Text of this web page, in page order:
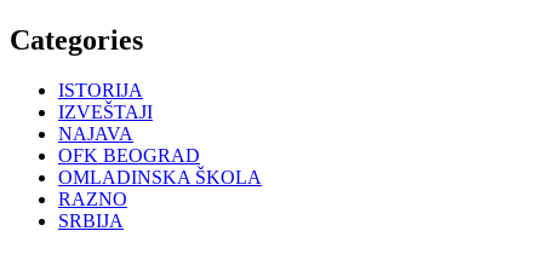
Categories
ISTORIJA
IZVEŠTAJI
NAJAVA
OFK BEOGRAD
OMLADINSKA ŠKOLA
RAZNO
SRBIJA